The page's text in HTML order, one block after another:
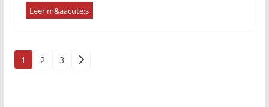
Paginación
1 2 3